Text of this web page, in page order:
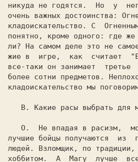
никуда не годятся.  Но  у
очень важных достоинства:
кладоискательство. С
понятно, кроме одного: где
ли? На самом деле это не
жие в  игре,  как  считает
все-таки он занимает  третье
более сотни предметов.
кладоискательство мы
   В.
Какие расы выбрать для
   О.
Не впадая в расизм,
лучшие бойцы получаются  из
людей. Взломщик, по традиции,
хоббитом.  А  Магу  лучше